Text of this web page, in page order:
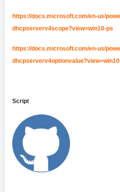
https://docs.microsoft.com/en-us/
dhcpserverv4scope?view=win10-ps
https://docs.microsoft.com/en-us/
Script